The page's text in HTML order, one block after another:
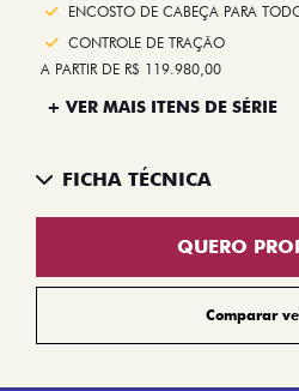
ENCOSTO DE CABEÇA PARA
CONTROLE DE TRAÇÃO
A PARTIR DE R$ 119.980,00
+ VER MAIS ITENS DE SÉRIE
FICHA TÉCNICA
QUERO
Comparar